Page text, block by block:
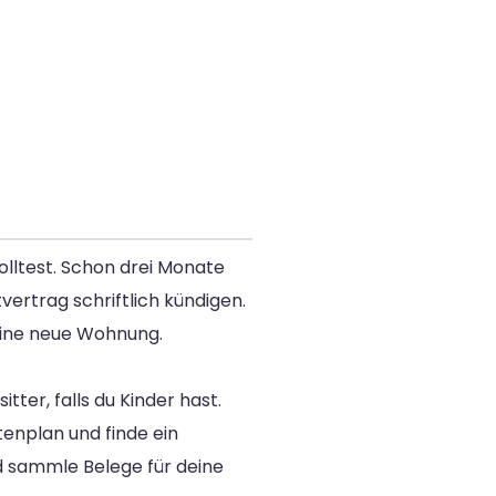
Schon drei Monate
schriftlich kündigen.
neue Wohnung.
falls du Kinder hast.
und finde ein
Belege für deine